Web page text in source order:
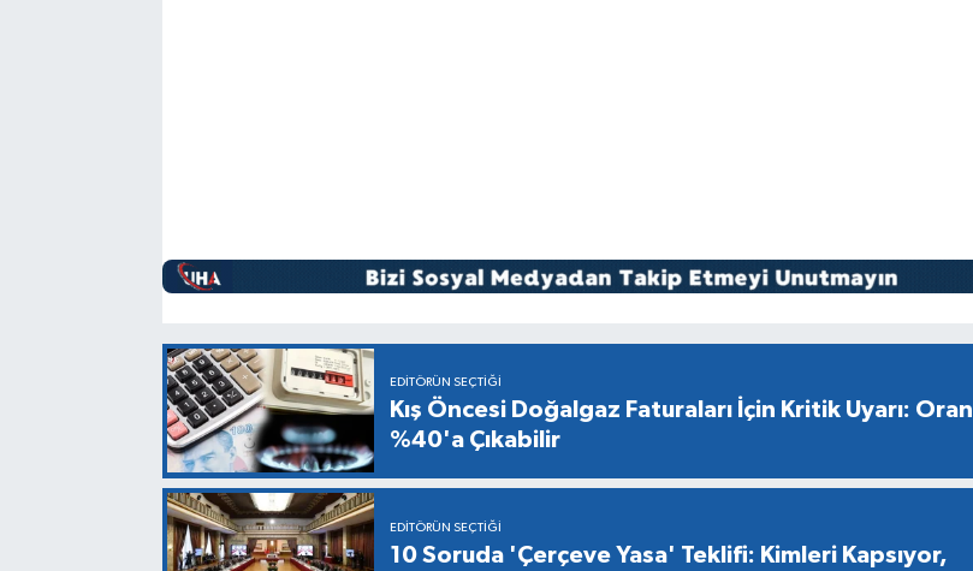
EDITÖRÜN SEÇTIĞI
Kış Öncesi Doğalgaz Faturaları İçin Kritik Uyarı: Oran
%40'a Çıkabilir
EDITÖRÜN SEÇTIĞI
10 Soruda 'Çerçeve Yasa' Teklifi: Kimleri Kapsıyor,